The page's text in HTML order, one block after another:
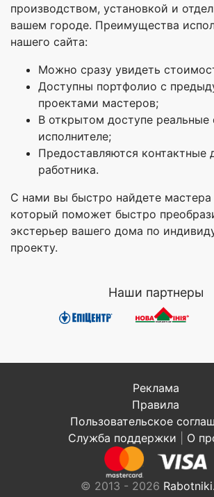
производством, установкой и
вашем городе. Преимущества
нашего сайта:
Можно сразу увидеть
Доступны портфолио с
проектами мастеров;
В открытом доступе реальные
исполнителе;
Предоставляются контактные
работника.
С нами вы быстро найдете мастера
который поможет быстро
экстерьер вашего дома по
проекту.
Наши партнеры
Реклама
Правила
Пользовательское
Служба поддержки
О
© 2013 - 2026